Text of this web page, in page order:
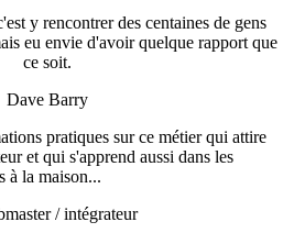
y rencontrer des centaines de gens
eu envie d'avoir quelque rapport que
ce soit.
Dave Barry
pratiques sur ce métier qui attire
et qui s'apprend aussi dans les
à la maison...